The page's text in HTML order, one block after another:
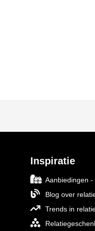
Inspiratie
Aanbiedingen -
Blog over
Trends in